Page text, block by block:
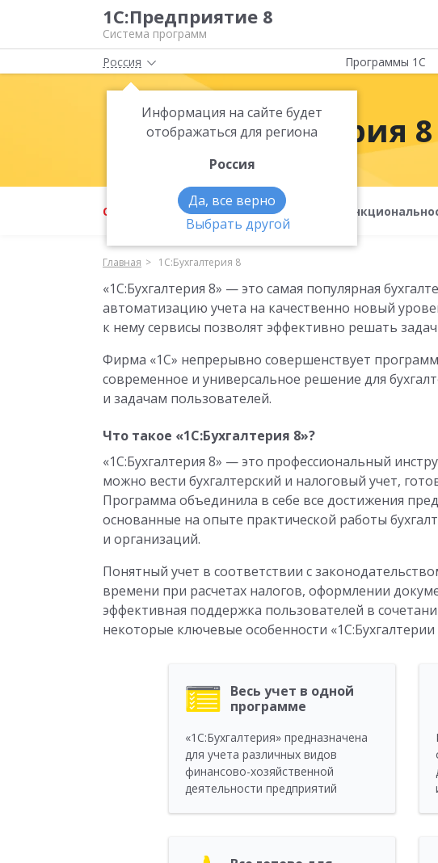
1С:Предприятие 8
Система программ
Россия
Информация на сайте будет
отображаться для региона
Россия
Да, все верно
Выбрать другой
Программы 1С
1С:Бухгалтерия 8
О продукте Возможности
Главная 1С:Бухгалтерия 8
«1C:Бухгалтерия 8» — это самая популярная
автоматизацию учета на качественно новый
к нему сервисы позволят эффективно решать
Фирма «1С» непрерывно совершенствует
современное и универсальное решение для
и задачам пользователей.
Что такое «1C:Бухгалтерия 8»?
«1C:Бухгалтерия 8» — это профессиональный
можно вести бухгалтерский и налоговый учет,
Программа объединила в себе все достижения
основанные на опыте практической работы
и организаций.
Понятный учет в соответствии с
времени при расчетах налогов, оформлении
эффективная поддержка пользователей в
некоторые ключевые особенности «1C:Бухгалтерии
Весь учет в одной
программе
«1C:Бухгалтерия» предназначена
для учета различных видов
финансово-хозяйственной
деятельности предприятий